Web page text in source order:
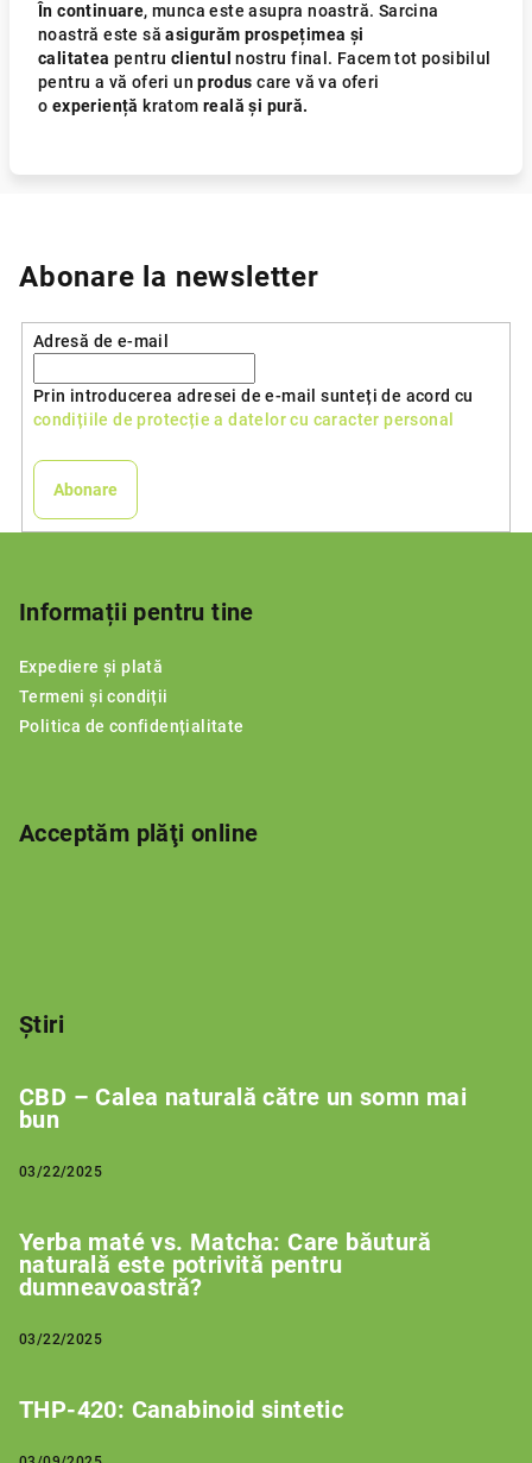
În continuare, munca este asupra noastră. Sarcina
noastră este să asigurăm prospețimea și
calitatea pentru clientul nostru final. Facem tot posibilul
pentru a vă oferi un produs care vă va oferi
o experiență kratom reală și pură.
Abonare la newsletter
Adresă de e-mail
Prin introducerea adresei de e-mail sunteți de acord cu
condițiile de protecție a datelor cu caracter personal
Abonare
Informații pentru tine
Expediere și plată
Termeni și condiții
Politica de confidențialitate
Acceptăm plăţi online
Știri
CBD – Calea naturală către un somn mai
bun
03/22/2025
Yerba maté vs. Matcha: Care băutură
naturală este potrivită pentru
dumneavoastră?
03/22/2025
THP-420: Canabinoid sintetic